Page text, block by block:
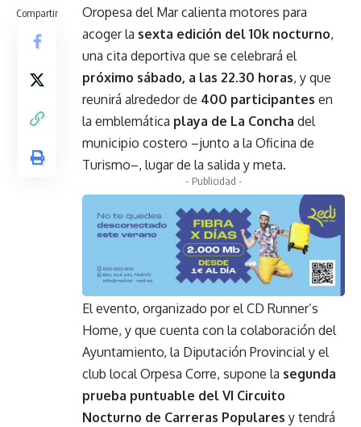
Compartir
Oropesa del Mar calienta motores para
acoger la sexta edición del 10k nocturno,
una cita deportiva que se celebrará el
próximo sábado, a las 22.30 horas, y que
reunirá alrededor de 400 participantes en
la emblemática playa de La Concha del
municipio costero –junto a la Oficina de
Turismo–, lugar de la salida y meta.
- Publicidad -
El evento, organizado por el CD Runner’s
Home, y que cuenta con la colaboración del
Ayuntamiento, la Diputación Provincial y el
club local Orpesa Corre, supone la segunda
prueba puntuable del VI Circuito
Nocturno de Carreras Populares y tendrá